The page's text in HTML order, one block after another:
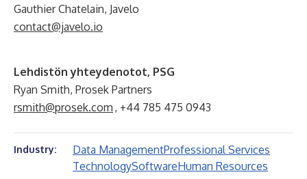
Gauthier Chatelain, Javelo
contact@javelo.io
Lehdistön yhteydenotot, PSG
Ryan Smith, Prosek Partners
rsmith@prosek.com , +44 785 475 0943
Industry: Data ManagementProfessional Services
TechnologySoftwareHuman Resources